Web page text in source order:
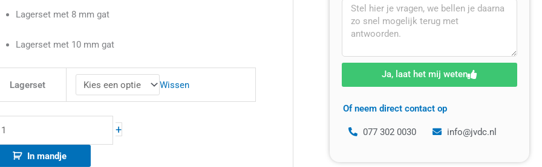
Lagerset met 8 mm gat
Lagerset met 10 mm gat
Lagerset Wissen
+
In mandje
Ja, laat het mij weten
Of neem direct contact op
077 302 0030 info@jvdc.nl